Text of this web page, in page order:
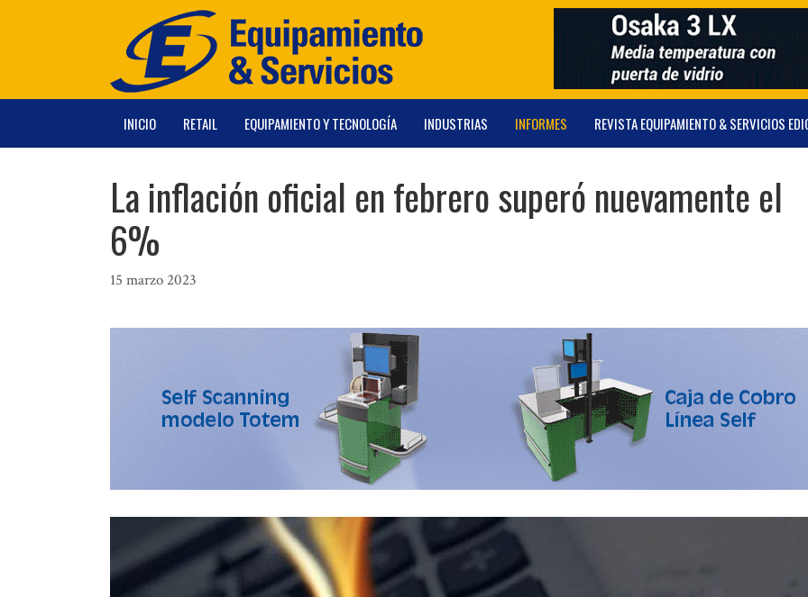
INICIO RETAIL EQUIPAMIENTO Y TECNOLOGÍA INDUSTRIAS INFORMES REVISTA EQUIPAMIENTO & SERVICIOS
La inflación oficial en febrero superó nuevamente el
6%
15 marzo 2023